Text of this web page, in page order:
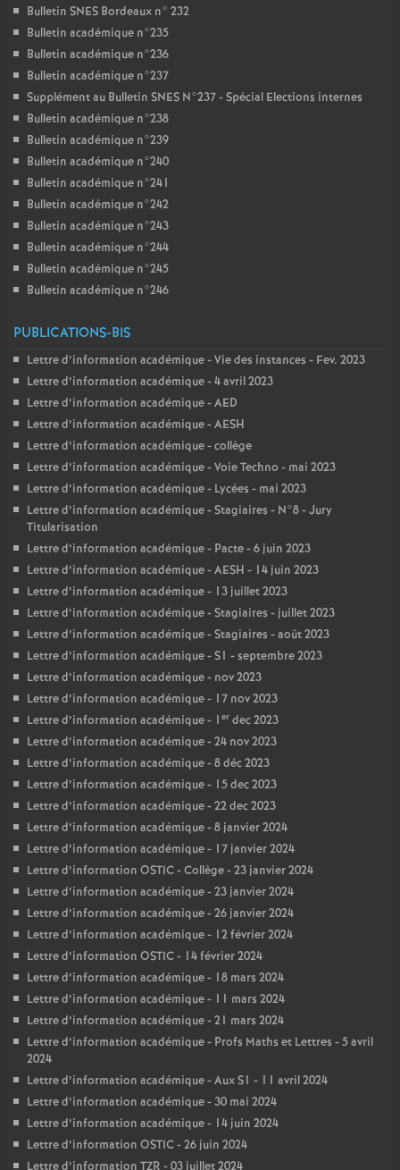
Bulletin SNES Bordeaux n° 232
Bulletin académique n°235
Bulletin académique n°236
Bulletin académique n°237
Supplément au Bulletin SNES N°237 - Spécial Elections internes
Bulletin académique n°238
Bulletin académique n°239
Bulletin académique n°240
Bulletin académique n°241
Bulletin académique n°242
Bulletin académique n°243
Bulletin académique n°244
Bulletin académique n°245
Bulletin académique n°246
PUBLICATIONS-BIS
Lettre d’information académique - Vie des instances - Fev. 2023
Lettre d’information académique - 4 avril 2023
Lettre d’information académique - AED
Lettre d’information académique - AESH
Lettre d’information académique - collège
Lettre d’information académique - Voie Techno - mai 2023
Lettre d’information académique - Lycées - mai 2023
Lettre d’information académique - Stagiaires - N°8 - Jury
Titularisation
Lettre d’information académique - Pacte - 6 juin 2023
Lettre d’information académique - AESH - 14 juin 2023
Lettre d’information académique - 13 juillet 2023
Lettre d’information académique - Stagiaires - juillet 2023
Lettre d’information académique - Stagiaires - août 2023
Lettre d’information académique - S1 - septembre 2023
Lettre d’information académique - nov 2023
Lettre d’information académique - 17 nov 2023
Lettre d’information académique - 1 er dec 2023
Lettre d’information académique - 24 nov 2023
Lettre d’information académique - 8 déc 2023
Lettre d’information académique - 15 dec 2023
Lettre d’information académique - 22 dec 2023
Lettre d’information académique - 8 janvier 2024
Lettre d’information académique - 17 janvier 2024
Lettre d’information OSTIC - Collège - 23 janvier 2024
Lettre d’information académique - 23 janvier 2024
Lettre d’information académique - 26 janvier 2024
Lettre d’information académique - 12 février 2024
Lettre d’information OSTIC - 14 février 2024
Lettre d’information académique - 18 mars 2024
Lettre d’information académique - 11 mars 2024
Lettre d’information académique - 21 mars 2024
Lettre d’information académique - Profs Maths et Lettres - 5 avril
2024
Lettre d’information académique - Aux S1 - 11 avril 2024
Lettre d’information académique - 30 mai 2024
Lettre d’information académique - 14 juin 2024
Lettre d’information OSTIC - 26 juin 2024